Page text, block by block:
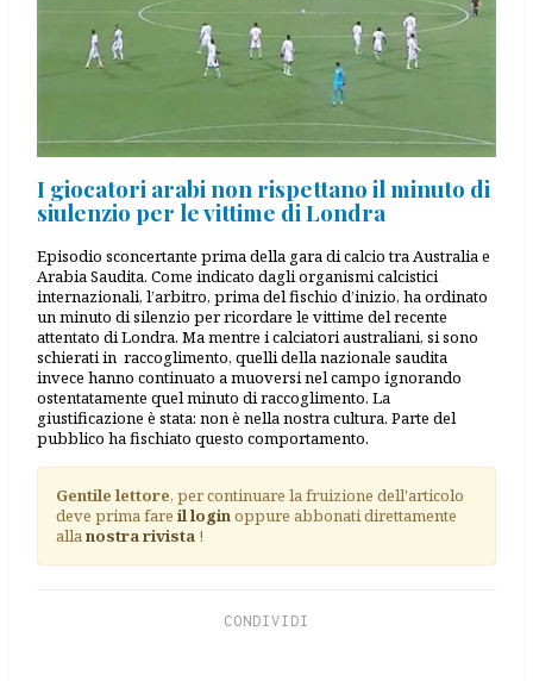
I giocatori arabi non rispettano il minuto di
siulenzio per le vittime di Londra
Episodio sconcertante prima della gara di calcio tra Australia e
Arabia Saudita. Come indicato dagli organismi calcistici
internazionali, l’arbitro, prima del fischio d’inizio, ha ordinato
un minuto di silenzio per ricordare le vittime del recente
attentato di Londra. Ma mentre i calciatori australiani, si sono
schierati in raccoglimento, quelli della nazionale saudita
invece hanno continuato a muoversi nel campo ignorando
ostentatamente quel minuto di raccoglimento. La
giustificazione è stata: non è nella nostra cultura. Parte del
pubblico ha fischiato questo comportamento.
Gentile lettore, per continuare la fruizione dell'articolo
deve prima fare il loginoppure abbonati direttamente
allanostra rivista !
CONDIVIDI